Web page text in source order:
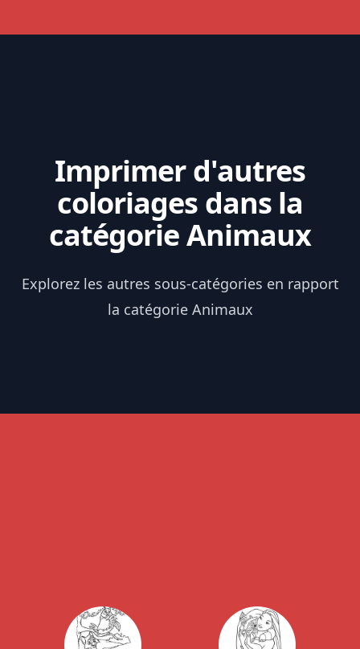
Imprimer d'autres
coloriages dans la
catégorie Animaux
Explorez les autres sous-catégories en rapport
la catégorie Animaux